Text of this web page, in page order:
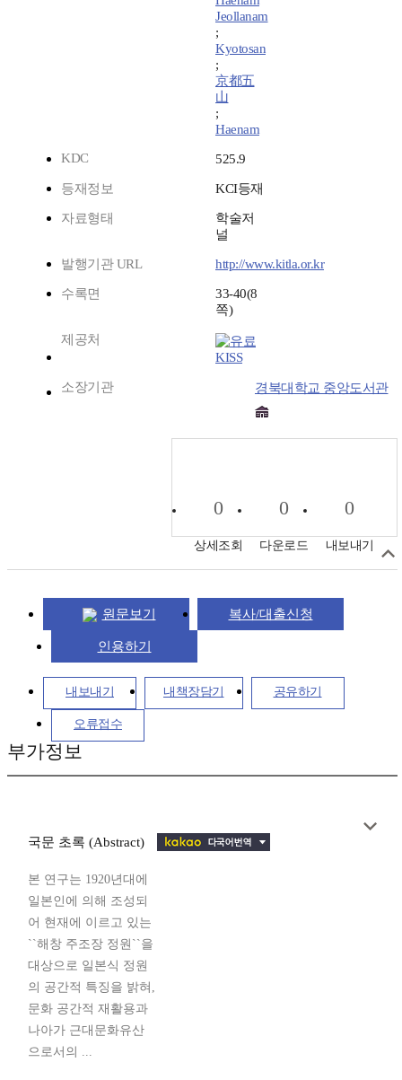
Jeollanam
;
Kyotosan
;
京都五
山
;
Haenam
KDC
525.9
등재정보 KCI등재
자료형태
학술저
널
발행기관 URL http://www.kitla.or.kr
수록면
33-40(8
쪽)
제공처
KISS
소장기관 경북대학교 중앙도서관
0
상세조회
0
다운로드
0
내보내기
원문보기 복사/대출신청
인용하기
내보내기 내책장담기 공유하기
오류접수
부가정보
국문 초록 (Abstract)
본 연구는 1920년대에
일본인에 의해 조성되
어 현재에 이르고 있는
``해창 주조장 정원``을
대상으로 일본식 정원
의 공간적 특징을 밝혀,
문화 공간적 재활용과
나아가 근대문화유산
으로서의 ...